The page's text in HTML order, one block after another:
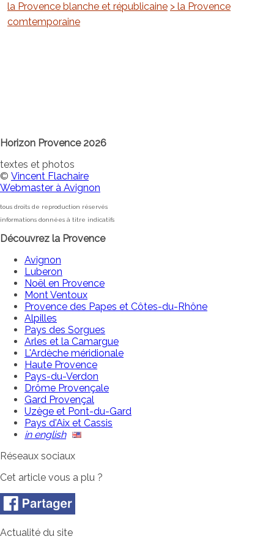
la Provence blanche et républicaine > la Provence
comtemporaine
Horizon Provence 2026
textes et photos
© Vincent Flachaire
Webmaster à Avignon
tous droits de reproduction réservés
informations données à titre indicatifs
Découvrez la Provence
Avignon
Luberon
Noël en Provence
Mont Ventoux
Provence des Papes et Côtes-du-Rhône
Alpilles
Pays des Sorgues
Arles et la Camargue
L'Ardèche méridionale
Haute Provence
Pays-du-Verdon
Drôme Provençale
Gard Provençal
Uzège et Pont-du-Gard
Pays d'Aix et Cassis
in english
Réseaux sociaux
Cet article vous a plu ?
Actualité du site